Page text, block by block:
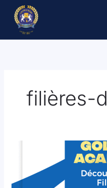
contenu
filières-
université